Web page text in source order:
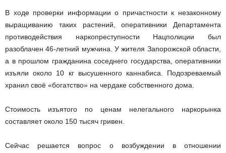
В ходе проверки информации о причастности к незаконному
выращиванию таких
растений, оперативники Департамента
противодействия наркопреступности
Нацполиции был
разоблачен 46-летний мужчина. У жителя Запорожской области,
а в прошлом гражданина соседнего государства, оперативники
изъяли около 10 кг высушенного каннабиса . Подозреваемый
хранил своё «богатство» на чердаке собственного дома.
Стоимость изъятого по ценам нелегального наркорынка
составляет около 150 тысяч гривен
Сейчас решается вопрос о возбуждении в отношении